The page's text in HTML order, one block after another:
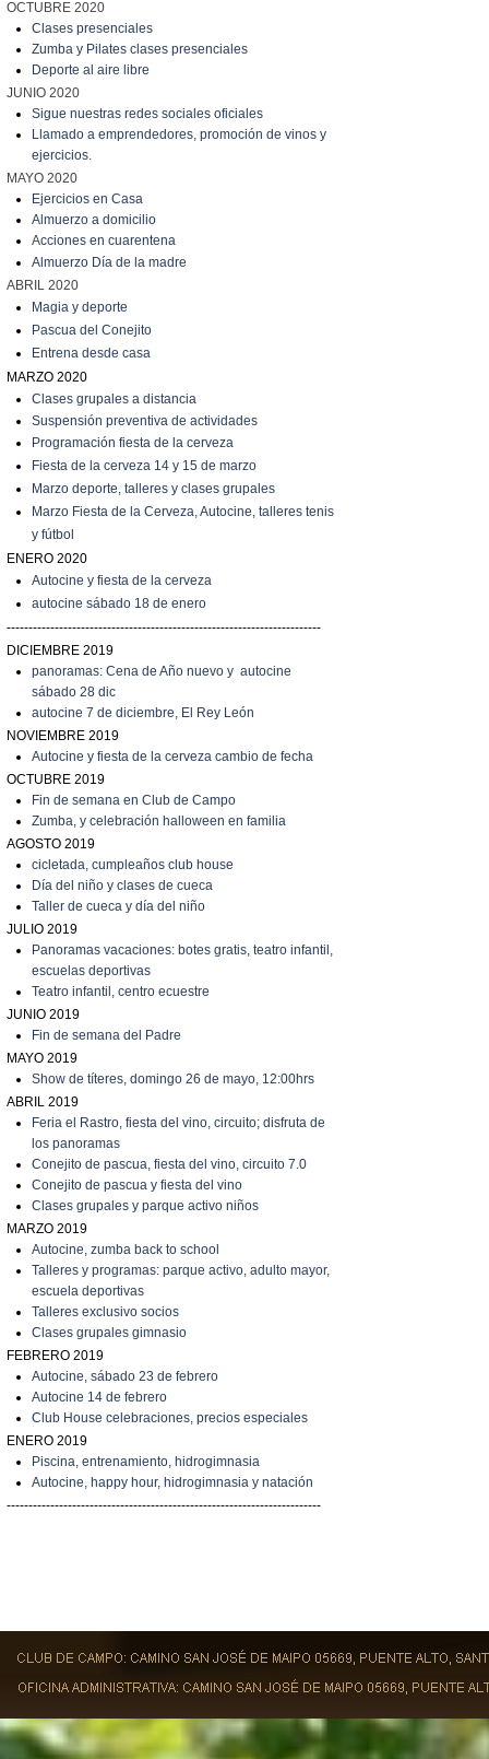
OCTUBRE 2020
Clases presenciales
Zumba y Pilates clases presenciales
Deporte al aire libre
JUNIO 2020
Sigue nuestras redes sociales oficiales
Llamado a emprendedores, promoción de vinos y
ejercicios.
MAYO 2020
Ejercicios en Casa
Almuerzo a domicilio
Acciones en cuarentena
Almuerzo Día de la madre
ABRIL 2020
Magia y deporte
Pascua del Conejito
Entrena desde casa
MARZO 2020
C lases grupales a distancia
Suspensión preventiva de actividades
Programación fiesta de la cerveza
Fiesta de la cerveza 14 y 15 de marzo
Marzo deporte, talleres y clases grupales
Marzo Fiesta de la Cerveza, Autocine, talleres tenis
y fútbol
ENERO 2020
Autocine y fiesta de la cerveza
autocine sábado 18 de enero
------------------------------------------------------------------------
DICIEMBRE 2019
panoramas: Cena de Año nuevo y autocine
sábado 28 dic
autocine 7 de diciembre, El Rey León
NOVIEMBRE 2019
Autocine y fiesta de la cerveza cambio de fecha
OCTUBRE 2019
Fin de semana en Club de Campo
Zumba, y celebración halloween en familia
AGOSTO 2019
cicletada, cumpleaños club house
Día del niño y clases de cueca
Taller de cueca y día del niño
JULIO 2019
Panoramas vacaciones: botes gratis, teatro infantil,
escuelas deportivas
Teatro infantil, centro ecuestre
JUNIO 2019
Fin de semana del Padre
MAYO 2019
Show de títeres, domingo 26 de mayo, 12:00hrs
ABRIL 2019
Feria el Rastro, fiesta del vino, circuito; disfruta de
los panoramas
Conejito de pascua, fiesta del vino, circuito 7.0
Conejito de pascua y fiesta del vino
C lases grupales y parque activo niños
MARZO 2019
Autocine, zumba back to school
Talleres y programas: parque activo, adulto mayor,
escuela deportivas
Talleres exclusivo socios
C lases grupales gimnasio
FEBRERO 2019
Autocine, sábado 23 de febrero
Autocine 14 de febrero
Club House celebraciones, precios especiales
ENERO 2019
Piscina, entrenamiento, hidrogimnasia
Autocine, happy hour, hidrogimnasia y natación
------------------------------------------------------------------------